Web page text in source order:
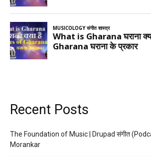
Recent Posts
The Foundation of Music | Drupad संगीत
Morankar